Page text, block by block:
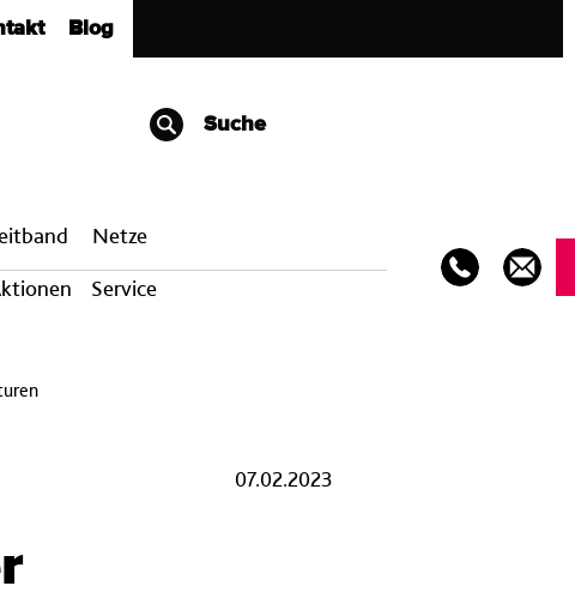
Blog
Suche
Service
Netze
07.02.2023